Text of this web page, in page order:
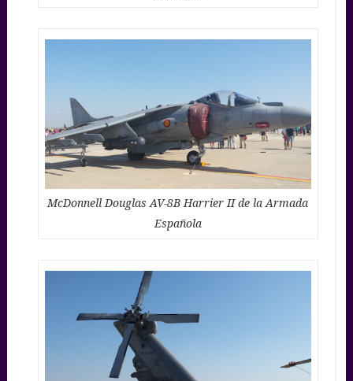
McDonnell Douglas AV-8B Harrier II de la Armada
Española